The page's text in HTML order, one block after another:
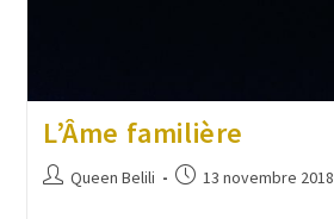
L’Âme familière
Queen Belili 13 novembre 2018